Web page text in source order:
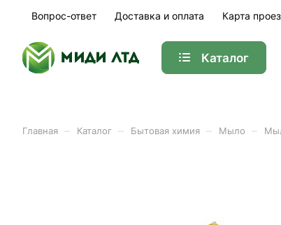
Вопрос-ответ Доставка и оплата Карта
Каталог
Главная Каталог Бытовая химия Мыло
Мыло твердое